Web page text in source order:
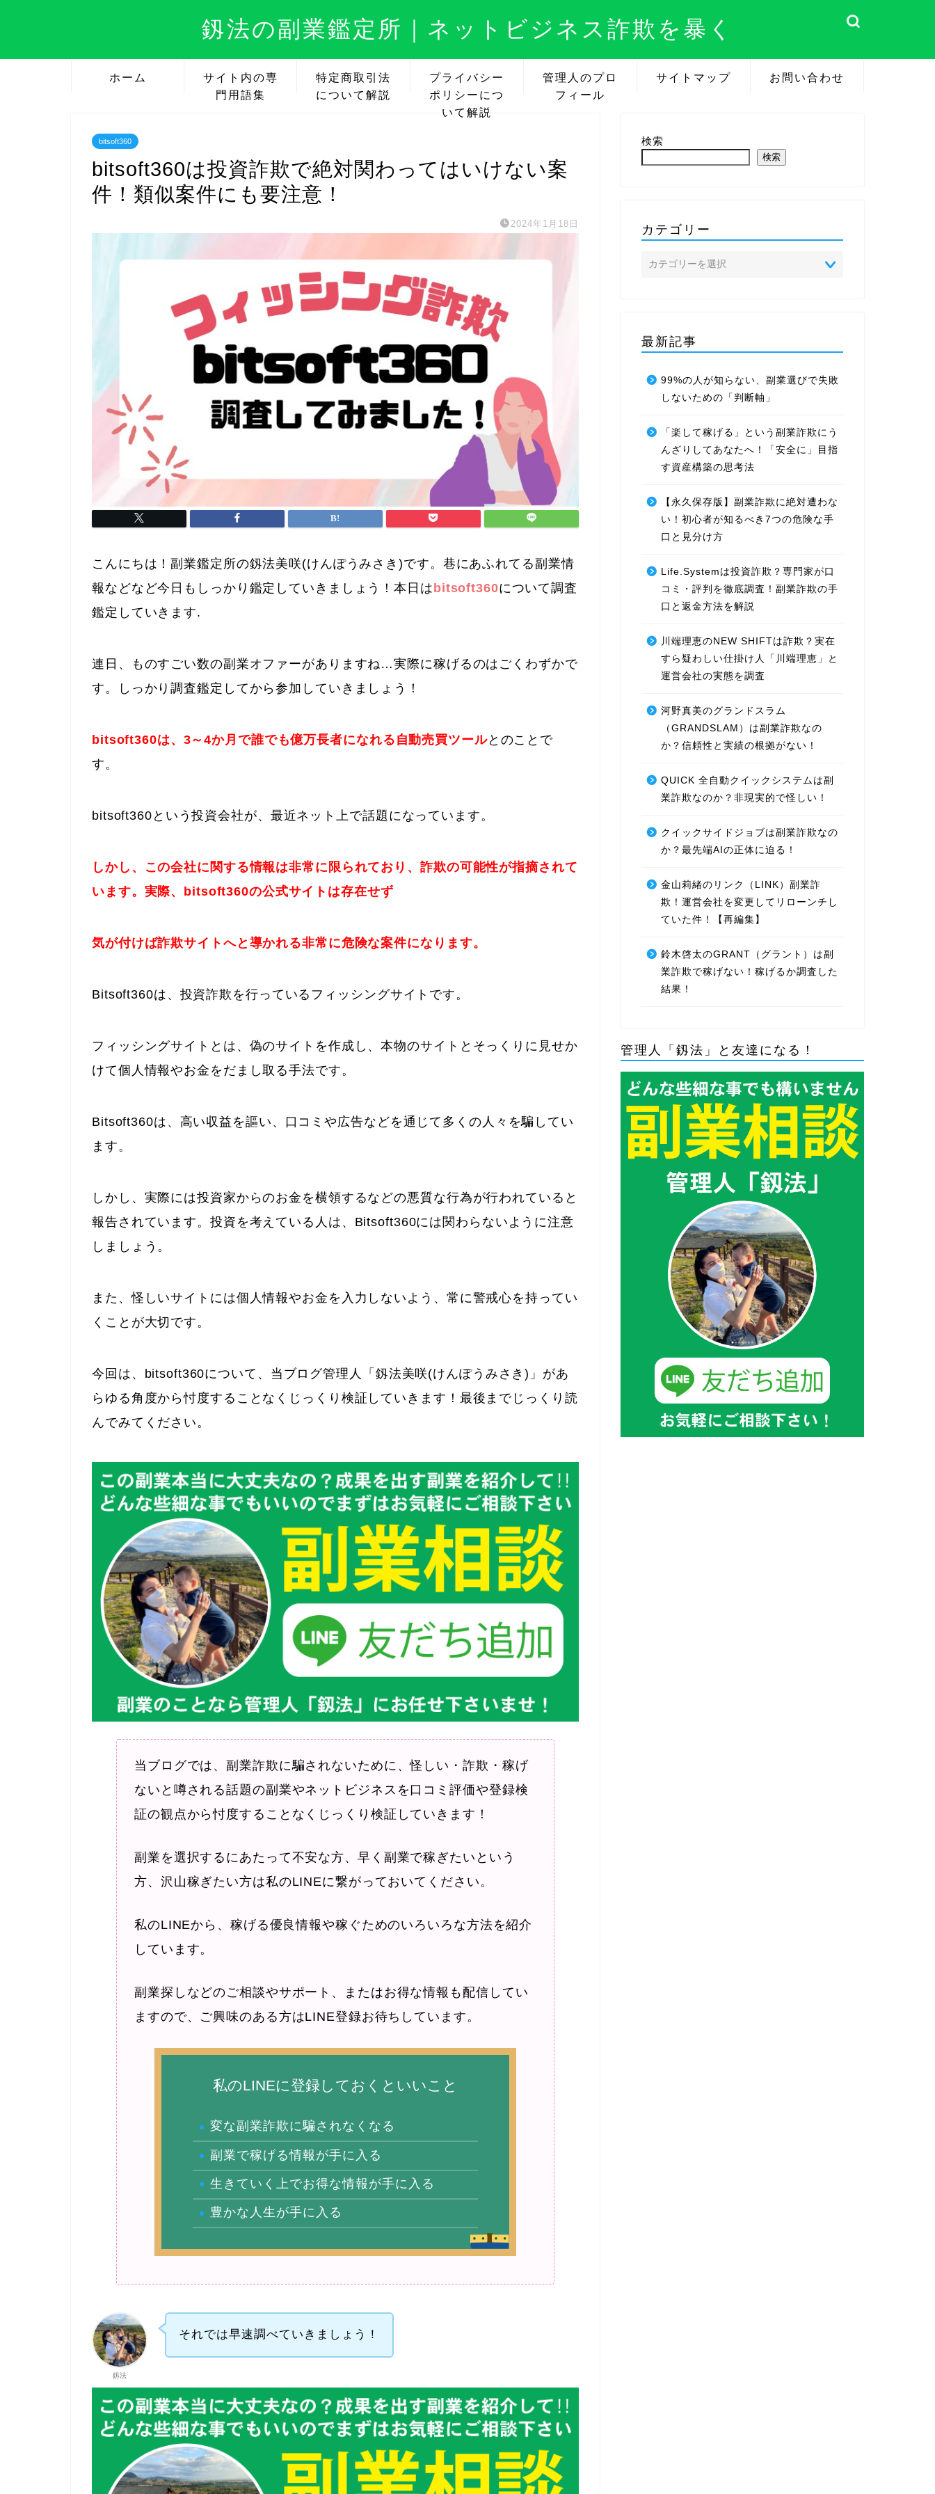
釼法の副業鑑定所｜ネットビジネス詐欺を暴く
ホーム
サイト内の専
門用語集
特定商取引法
について解説
プライバシー
ポリシーにつ
いて解説
管理人のプロ
フィール
サイトマップ お問い合わせ
bitsoft360
bitsoft360は投資詐欺で絶対関わってはいけない案
件！類似案件にも要注意！
2024年1月18日
こんにちは！副業鑑定所の釼法美咲(けんぽうみさき)です。巷にあふれてる副業情
報などなど今日もしっかり鑑定していきましょう！本日はbitsoft360について調査
鑑定していきます.
連日、ものすごい数の副業オファーがありますね…実際に稼げるのはごくわずかで
す。しっかり調査鑑定してから参加していきましょう！
bitsoft360は、3～4か月で誰でも億万長者になれる自動売買ツールとのことで
す。
bitsoft360という投資会社が、最近ネット上で話題になっています。
しかし、この会社に関する情報は非常に限られており、詐欺の可能性が指摘されて
います。実際、bitsoft360の公式サイトは存在せず
気が付けば詐欺サイトへと導かれる非常に危険な案件になります。
Bitsoft360は、投資詐欺を行っているフィッシングサイトです。
フィッシングサイトとは、偽のサイトを作成し、本物のサイトとそっくりに見せか
けて個人情報やお金をだまし取る手法です。
Bitsoft360は、高い収益を謳い、口コミや広告などを通じて多くの人々を騙してい
ます。
しかし、実際には投資家からのお金を横領するなどの悪質な行為が行われていると
報告されています。投資を考えている人は、Bitsoft360には関わらないように注意
しましょう。
また、怪しいサイトには個人情報やお金を入力しないよう、常に警戒心を持ってい
くことが大切です。
今回は、bitsoft360について、当ブログ管理人「釼法美咲(けんぽうみさき)」があ
らゆる角度から忖度することなくじっくり検証していきます！最後までじっくり読
んでみてください。
当ブログでは、副業詐欺に騙されないために、怪しい・詐欺・稼げ
ないと噂される話題の副業やネットビジネスを口コミ評価や登録検
証の観点から忖度することなくじっくり検証していきます！
副業を選択するにあたって不安な方、早く副業で稼ぎたいという
方、沢山稼ぎたい方は私のLINEに繋がっておいてください。
私のLINEから、稼げる優良情報や稼ぐためのいろいろな方法を紹介
しています。
副業探しなどのご相談やサポート、またはお得な情報も配信してい
ますので、ご興味のある方はLINE登録お待ちしています。
私のLINEに登録しておくといいこと
変な副業詐欺に騙されなくなる
副業で稼げる情報が手に入る
生きていく上でお得な情報が手に入る
豊かな人生が手に入る
釼法
それでは早速調べていきましょう！
検索
検索
カテゴリー
最新記事
99%の人が知らない、副業選びで失敗
しないための「判断軸」
「楽して稼げる」という副業詐欺にう
んざりしてあなたへ！「安全に」目指
す資産構築の思考法
【永久保存版】副業詐欺に絶対遭わな
い！初心者が知るべき7つの危険な手
口と見分け方
Life.Systemは投資詐欺？専門家が口
コミ・評判を徹底調査！副業詐欺の手
口と返金方法を解説
川端理恵のNEW SHIFTは詐欺？実在
すら疑わしい仕掛け人「川端理恵」と
運営会社の実態を調査
河野真美のグランドスラム
（GRANDSLAM）は副業詐欺なの
か？信頼性と実績の根拠がない！
QUICK 全自動クイックシステムは副
業詐欺なのか？非現実的で怪しい！
クイックサイドジョブは副業詐欺なの
か？最先端AIの正体に迫る！
金山莉緒のリンク（LINK）副業詐
欺！運営会社を変更してリローンチし
ていた件！【再編集】
鈴木啓太のGRANT（グラント）は副
業詐欺で稼げない！稼げるか調査した
結果！
管理人「釼法」と友達になる！